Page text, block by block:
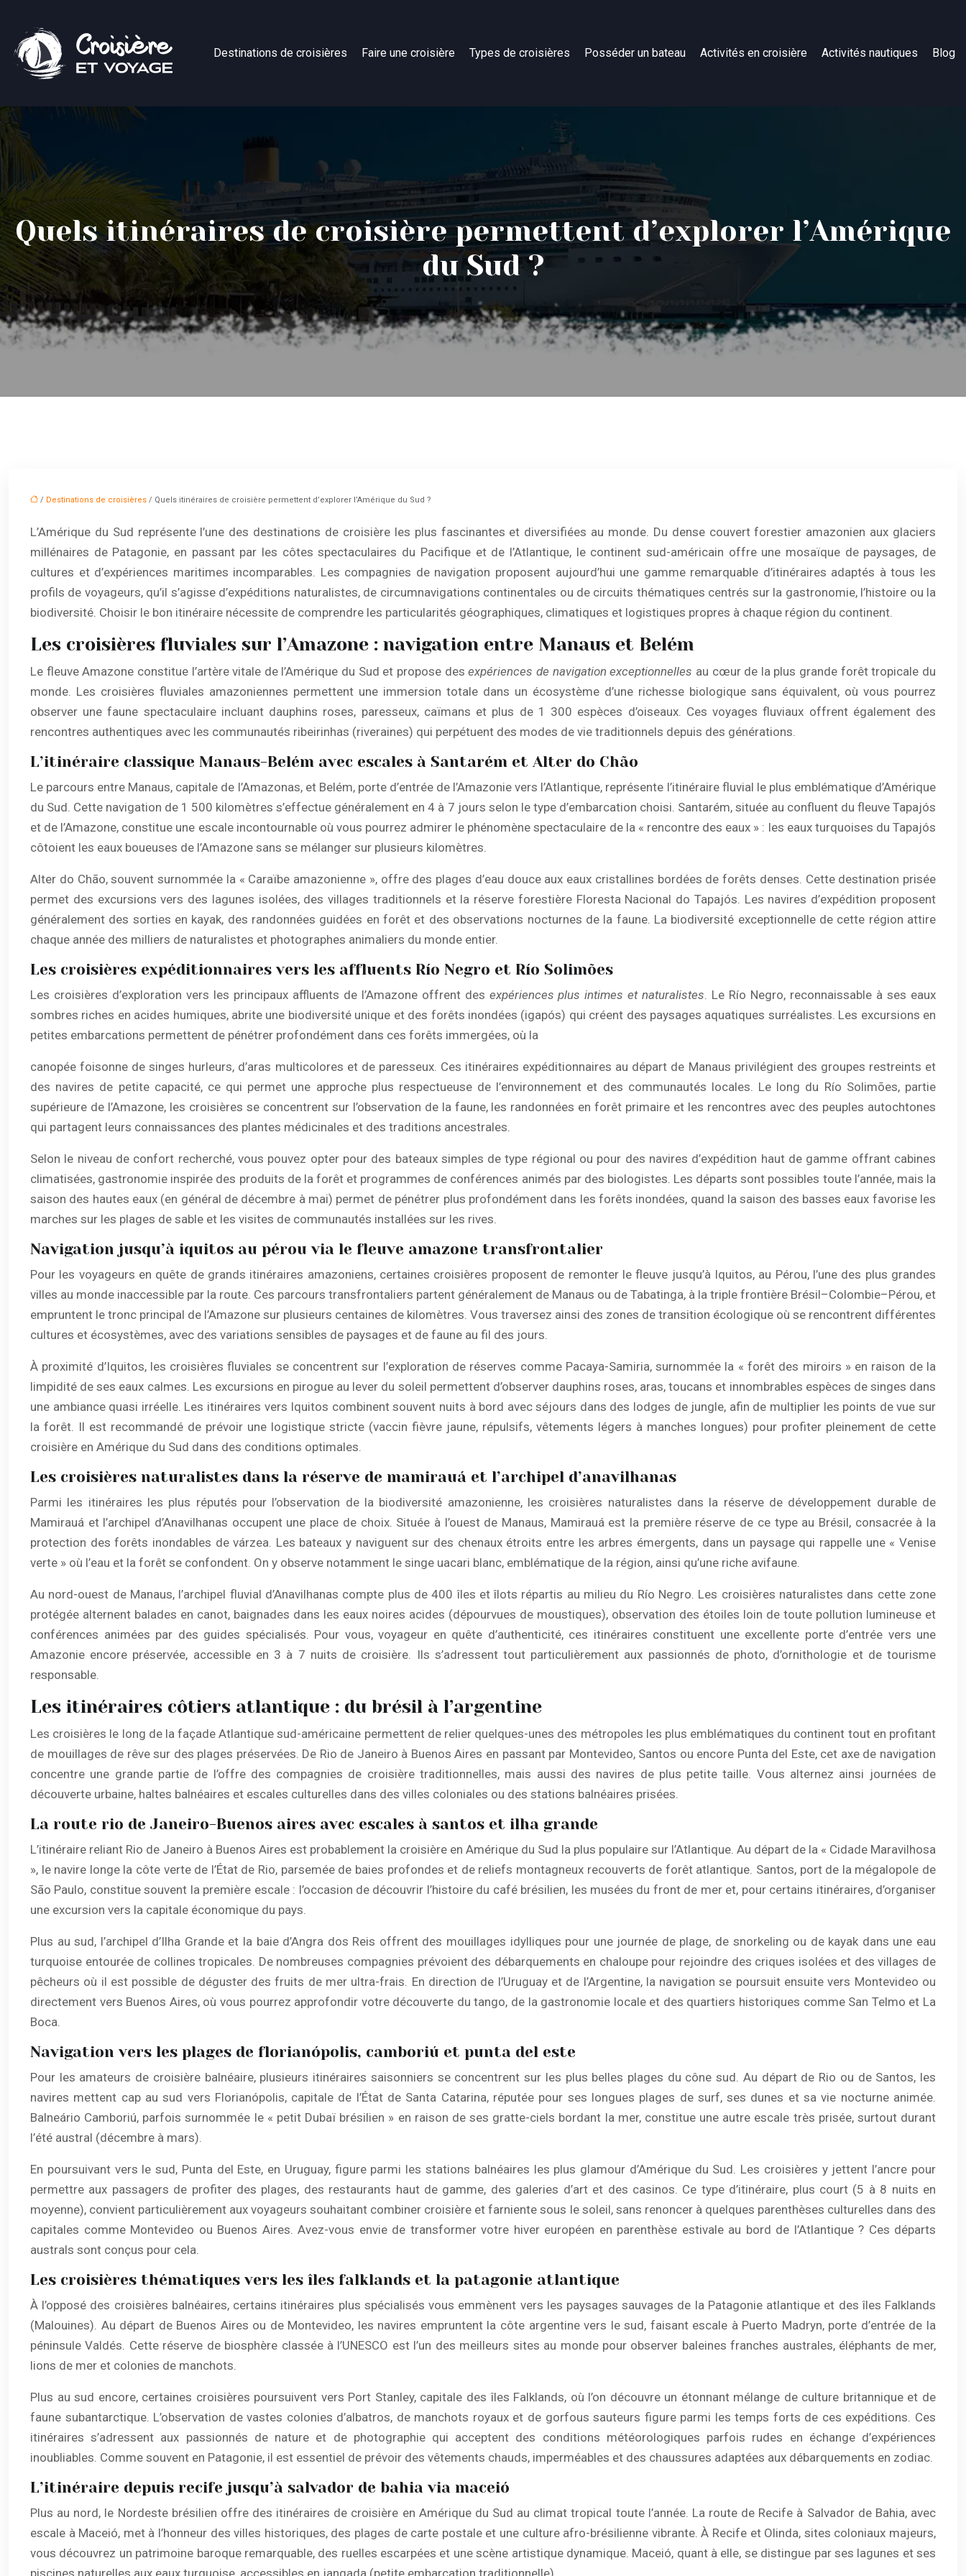
Destinations de croisières Faire une croisière Types de croisières Posséder un bateau Activités en croisière Activités nautiques Blog
Quels itinéraires de croisière permettent d’explorer l’Amérique
du Sud ?
/ Destinations de croisières / Quels itinéraires de croisière permettent d’explorer l’Amérique du Sud ?
L’Amérique du Sud représente l’une des destinations de croisière les plus fascinantes et diversifiées au monde. Du dense couvert forestier amazonien aux glaciers
millénaires de Patagonie, en passant par les côtes spectaculaires du Pacifique et de l’Atlantique, le continent sud-américain offre une mosaïque de paysages, de
cultures et d’expériences maritimes incomparables. Les compagnies de navigation proposent aujourd’hui une gamme remarquable d’itinéraires adaptés à tous les
profils de voyageurs, qu’il s’agisse d’expéditions naturalistes, de circumnavigations continentales ou de circuits thématiques centrés sur la gastronomie, l’histoire ou la
biodiversité. Choisir le bon itinéraire nécessite de comprendre les particularités géographiques, climatiques et logistiques propres à chaque région du continent.
Les croisières fluviales sur l’Amazone : navigation entre Manaus et Belém
Le fleuve Amazone constitue l’artère vitale de l’Amérique du Sud et propose desexpériences de navigation exceptionnelles au cœur de la plus grande forêt tropicale du
monde. Les croisières fluviales amazoniennes permettent une immersion totale dans un écosystème d’une richesse biologique sans équivalent, où vous pourrez
observer une faune spectaculaire incluant dauphins roses, paresseux, caïmans et plus de 1 300 espèces d’oiseaux. Ces voyages fluviaux offrent également des
rencontres authentiques avec les communautés ribeirinhas (riveraines) qui perpétuent des modes de vie traditionnels depuis des générations.
L’itinéraire classique Manaus-Belém avec escales à Santarém et Alter do Chão
Le parcours entre Manaus, capitale de l’Amazonas, et Belém, porte d’entrée de l’Amazonie vers l’Atlantique, représente l’itinéraire fluvial le plus emblématique d’Amérique
du Sud. Cette navigation de 1 500 kilomètres s’effectue généralement en 4 à 7 jours selon le type d’embarcation choisi. Santarém, située au confluent du fleuve Tapajós
et de l’Amazone, constitue une escale incontournable où vous pourrez admirer le phénomène spectaculaire de la « rencontre des eaux » : les eaux turquoises du Tapajós
côtoient les eaux boueuses de l’Amazone sans se mélanger sur plusieurs kilomètres.
Alter do Chão, souvent surnommée la « Caraïbe amazonienne », offre des plages d’eau douce aux eaux cristallines bordées de forêts denses. Cette destination prisée
permet des excursions vers des lagunes isolées, des villages traditionnels et la réserve forestière Floresta Nacional do Tapajós. Les navires d’expédition proposent
généralement des sorties en kayak, des randonnées guidées en forêt et des observations nocturnes de la faune. La biodiversité exceptionnelle de cette région attire
chaque année des milliers de naturalistes et photographes animaliers du monde entier.
Les croisières expéditionnaires vers les affluents Río Negro et Río Solimões
Les croisières d’exploration vers les principaux affluents de l’Amazone offrent des expériences plus intimes et naturalistes. Le Río Negro, reconnaissable à ses eaux
sombres riches en acides humiques, abrite une biodiversité unique et des forêts inondées (igapós) qui créent des paysages aquatiques surréalistes. Les excursions en
petites embarcations permettent de pénétrer profondément dans ces forêts immergées, où la
canopée foisonne de singes hurleurs, d’aras multicolores et de paresseux. Ces itinéraires expéditionnaires au départ de Manaus privilégient des groupes restreints et
des navires de petite capacité, ce qui permet une approche plus respectueuse de l’environnement et des communautés locales. Le long du Río Solimões, partie
supérieure de l’Amazone, les croisières se concentrent sur l’observation de la faune, les randonnées en forêt primaire et les rencontres avec des peuples autochtones
qui partagent leurs connaissances des plantes médicinales et des traditions ancestrales.
Selon le niveau de confort recherché, vous pouvez opter pour des bateaux simples de type régional ou pour des navires d’expédition haut de gamme offrant cabines
climatisées, gastronomie inspirée des produits de la forêt et programmes de conférences animés par des biologistes. Les départs sont possibles toute l’année, mais la
saison des hautes eaux (en général de décembre à mai) permet de pénétrer plus profondément dans les forêts inondées, quand la saison des basses eaux favorise les
marches sur les plages de sable et les visites de communautés installées sur les rives.
Navigation jusqu’à iquitos au pérou via le fleuve amazone transfrontalier
Pour les voyageurs en quête de grands itinéraires amazoniens, certaines croisières proposent de remonter le fleuve jusqu’à Iquitos, au Pérou, l’une des plus grandes
villes au monde inaccessible par la route. Ces parcours transfrontaliers partent généralement de Manaus ou de Tabatinga, à la triple frontière Brésil–Colombie–Pérou, et
empruntent le tronc principal de l’Amazone sur plusieurs centaines de kilomètres. Vous traversez ainsi des zones de transition écologique où se rencontrent différentes
cultures et écosystèmes, avec des variations sensibles de paysages et de faune au fil des jours.
À proximité d’Iquitos, les croisières fluviales se concentrent sur l’exploration de réserves comme Pacaya-Samiria, surnommée la « forêt des miroirs » en raison de la
limpidité de ses eaux calmes. Les excursions en pirogue au lever du soleil permettent d’observer dauphins roses, aras, toucans et innombrables espèces de singes dans
une ambiance quasi irréelle. Les itinéraires vers Iquitos combinent souvent nuits à bord avec séjours dans des lodges de jungle, afin de multiplier les points de vue sur
la forêt. Il est recommandé de prévoir une logistique stricte (vaccin fièvre jaune, répulsifs, vêtements légers à manches longues) pour profiter pleinement de cette
croisière en Amérique du Sud dans des conditions optimales.
Les croisières naturalistes dans la réserve de mamirauá et l’archipel d’anavilhanas
Parmi les itinéraires les plus réputés pour l’observation de la biodiversité amazonienne, les croisières naturalistes dans la réserve de développement durable de
Mamirauá et l’archipel d’Anavilhanas occupent une place de choix. Située à l’ouest de Manaus, Mamirauá est la première réserve de ce type au Brésil, consacrée à la
protection des forêts inondables de várzea. Les bateaux y naviguent sur des chenaux étroits entre les arbres émergents, dans un paysage qui rappelle une « Venise
verte » où l’eau et la forêt se confondent. On y observe notamment le singe uacari blanc, emblématique de la région, ainsi qu’une riche avifaune.
Au nord-ouest de Manaus, l’archipel fluvial d’Anavilhanas compte plus de 400 îles et îlots répartis au milieu du Río Negro. Les croisières naturalistes dans cette zone
protégée alternent balades en canot, baignades dans les eaux noires acides (dépourvues de moustiques), observation des étoiles loin de toute pollution lumineuse et
conférences animées par des guides spécialisés. Pour vous, voyageur en quête d’authenticité, ces itinéraires constituent une excellente porte d’entrée vers une
Amazonie encore préservée, accessible en 3 à 7 nuits de croisière. Ils s’adressent tout particulièrement aux passionnés de photo, d’ornithologie et de tourisme
responsable.
Les itinéraires côtiers atlantique : du brésil à l’argentine
Les croisières le long de la façade Atlantique sud-américaine permettent de relier quelques-unes des métropoles les plus emblématiques du continent tout en profitant
de mouillages de rêve sur des plages préservées. De Rio de Janeiro à Buenos Aires en passant par Montevideo, Santos ou encore Punta del Este, cet axe de navigation
concentre une grande partie de l’offre des compagnies de croisière traditionnelles, mais aussi des navires de plus petite taille. Vous alternez ainsi journées de
découverte urbaine, haltes balnéaires et escales culturelles dans des villes coloniales ou des stations balnéaires prisées.
La route rio de Janeiro-Buenos aires avec escales à santos et ilha grande
L’itinéraire reliant Rio de Janeiro à Buenos Aires est probablement la croisière en Amérique du Sud la plus populaire sur l’Atlantique. Au départ de la « Cidade Maravilhosa
», le navire longe la côte verte de l’État de Rio, parsemée de baies profondes et de reliefs montagneux recouverts de forêt atlantique. Santos, port de la mégalopole de
São Paulo, constitue souvent la première escale : l’occasion de découvrir l’histoire du café brésilien, les musées du front de mer et, pour certains itinéraires, d’organiser
une excursion vers la capitale économique du pays.
Plus au sud, l’archipel d’Ilha Grande et la baie d’Angra dos Reis offrent des mouillages idylliques pour une journée de plage, de snorkeling ou de kayak dans une eau
turquoise entourée de collines tropicales. De nombreuses compagnies prévoient des débarquements en chaloupe pour rejoindre des criques isolées et des villages de
pêcheurs où il est possible de déguster des fruits de mer ultra-frais. En direction de l’Uruguay et de l’Argentine, la navigation se poursuit ensuite vers Montevideo ou
directement vers Buenos Aires, où vous pourrez approfondir votre découverte du tango, de la gastronomie locale et des quartiers historiques comme San Telmo et La
Boca.
Navigation vers les plages de florianópolis, camboriú et punta del este
Pour les amateurs de croisière balnéaire, plusieurs itinéraires saisonniers se concentrent sur les plus belles plages du cône sud. Au départ de Rio ou de Santos, les
navires mettent cap au sud vers Florianópolis, capitale de l’État de Santa Catarina, réputée pour ses longues plages de surf, ses dunes et sa vie nocturne animée.
Balneário Camboriú, parfois surnommée le « petit Dubaï brésilien » en raison de ses gratte-ciels bordant la mer, constitue une autre escale très prisée, surtout durant
l’été austral (décembre à mars).
En poursuivant vers le sud, Punta del Este, en Uruguay, figure parmi les stations balnéaires les plus glamour d’Amérique du Sud. Les croisières y jettent l’ancre pour
permettre aux passagers de profiter des plages, des restaurants haut de gamme, des galeries d’art et des casinos. Ce type d’itinéraire, plus court (5 à 8 nuits en
moyenne), convient particulièrement aux voyageurs souhaitant combiner croisière et farniente sous le soleil, sans renoncer à quelques parenthèses culturelles dans des
capitales comme Montevideo ou Buenos Aires. Avez-vous envie de transformer votre hiver européen en parenthèse estivale au bord de l’Atlantique ? Ces départs
australs sont conçus pour cela.
Les croisières thématiques vers les îles falklands et la patagonie atlantique
À l’opposé des croisières balnéaires, certains itinéraires plus spécialisés vous emmènent vers les paysages sauvages de la Patagonie atlantique et des îles Falklands
(Malouines). Au départ de Buenos Aires ou de Montevideo, les navires empruntent la côte argentine vers le sud, faisant escale à Puerto Madryn, porte d’entrée de la
péninsule Valdés. Cette réserve de biosphère classée à l’UNESCO est l’un des meilleurs sites au monde pour observer baleines franches australes, éléphants de mer,
lions de mer et colonies de manchots.
Plus au sud encore, certaines croisières poursuivent vers Port Stanley, capitale des îles Falklands, où l’on découvre un étonnant mélange de culture britannique et de
faune subantarctique. L’observation de vastes colonies d’albatros, de manchots royaux et de gorfous sauteurs figure parmi les temps forts de ces expéditions. Ces
itinéraires s’adressent aux passionnés de nature et de photographie qui acceptent des conditions météorologiques parfois rudes en échange d’expériences
inoubliables. Comme souvent en Patagonie, il est essentiel de prévoir des vêtements chauds, imperméables et des chaussures adaptées aux débarquements en zodiac.
L’itinéraire depuis recife jusqu’à salvador de bahia via maceió
Plus au nord, le Nordeste brésilien offre des itinéraires de croisière en Amérique du Sud au climat tropical toute l’année. La route de Recife à Salvador de Bahia, avec
escale à Maceió, met à l’honneur des villes historiques, des plages de carte postale et une culture afro-brésilienne vibrante. À Recife et Olinda, sites coloniaux majeurs,
vous découvrez un patrimoine baroque remarquable, des ruelles escarpées et une scène artistique dynamique. Maceió, quant à elle, se distingue par ses lagunes et ses
piscines naturelles aux eaux turquoise, accessibles en jangada (petite embarcation traditionnelle).